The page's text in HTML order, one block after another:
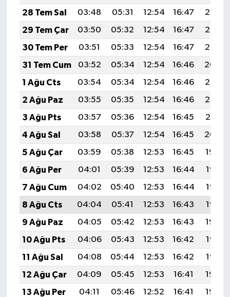
28 Tem Sal
03:48 05:31 12:54 16:47
20:07
29 Tem Çar
03:50 05:32 12:54 16:47
20:06
30 Tem Per
03:51 05:33 12:54 16:47
20:05
31 Tem Cum
03:52 05:34 12:54 16:46
20:04
1 Ağu Cts
03:54 05:34 12:54 16:46
20:03
2 Ağu Paz
03:55 05:35 12:54 16:46
20:02
3 Ağu Pts
03:57 05:36 12:54 16:45
20:01
4 Ağu Sal
03:58 05:37 12:54 16:45
20:00
5 Ağu Çar
03:59 05:38 12:53 16:45
19:59
6 Ağu Per
04:01 05:39 12:53 16:44
19:58
7 Ağu Cum
04:02 05:40 12:53 16:44
19:57
8 Ağu Cts
04:04 05:41 12:53 16:43
19:55
9 Ağu Paz
04:05 05:42 12:53 16:43
19:54
10 Ağu Pts
04:06 05:43 12:53 16:42
19:53
11 Ağu Sal
04:08 05:44 12:53 16:42
19:52
12 Ağu Çar
04:09 05:45 12:53 16:41
19:50
13 Ağu Per
04:11 05:46 12:52 16:41
19:49